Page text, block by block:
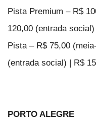
Pista Premium – R$
120,00 (entrada
Pista – R$ 75,00
(entrada social) | R$
PORTO ALEGRE